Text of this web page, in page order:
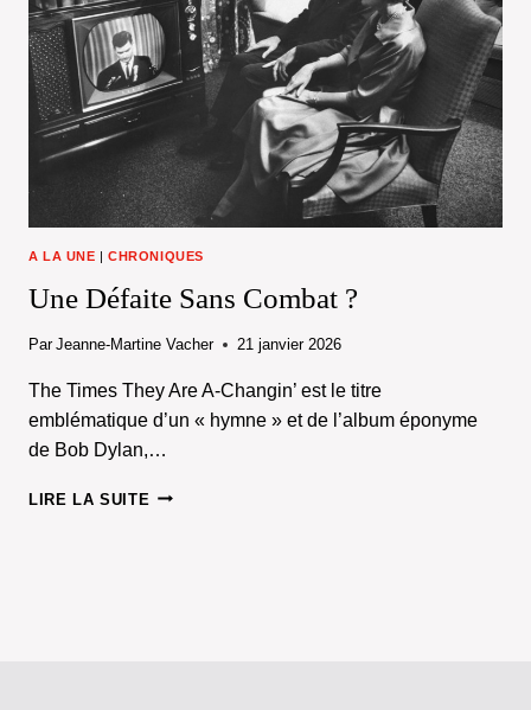
A LA UNE |CHRONIQUES
Une Défaite Sans Combat ?
Par Jeanne-Martine Vacher 21 janvier 2026
The Times They Are A-Changin’ est le titre
emblématique d’un « hymne » et de l’album éponyme
de Bob Dylan,…
LIRE LA SUITE UNE